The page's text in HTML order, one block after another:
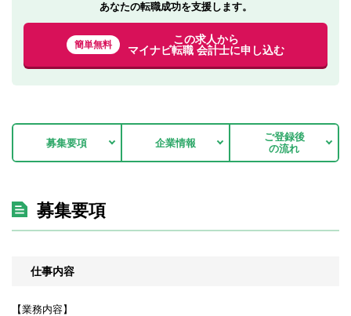
あなたの転職成功を支援します。
簡単無料
この求人から
マイナビ転職 会計士に申し込む
募集要項 企業情報
ご登録後
の流れ
募集要項
仕事内容
【業務内容】